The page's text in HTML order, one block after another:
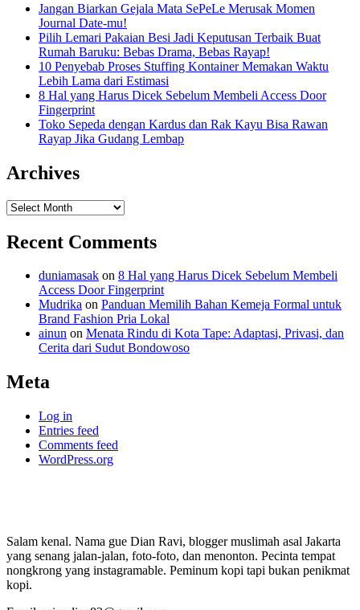
Jangan Biarkan Gejala Mata SePeLe Merusak Momen
Journal Date-mu!
Pilih Lemari Pakaian Besi Jadi Keputusan Terbaik Buat
Rumah Baruku: Bebas Drama, Bebas Rayap!
10 Penyebab Proses Stuffing Kontainer Memakan Waktu
Lebih Lama dari Estimasi
8 Hal yang Harus Dicek Sebelum Membeli Access Door
Fingerprint
Toko Sepeda dengan Kardus dan Rak Kayu Bisa Rawan
Rayap Jika Gudang Lembap
Archives
Archives
Recent Comments
duniamasak on 8 Hal yang Harus Dicek Sebelum Membeli
Access Door Fingerprint
Mudrika on Panduan Memilih Bahan Kemeja Formal untuk
Brand Fashion Pria Lokal
ainun on Menata Rindu di Kota Tape: Adaptasi, Privasi, dan
Cerita dari Sudut Bondowoso
Meta
Log in
Entries feed
Comments feed
WordPress.org
Salam kenal. Nama gue Dian Ravi, blogger muslimah asal Jakarta
yang senang jalan-jalan, foto-foto, dan menonton. Pecinta tempat
nongkrong yang instagramable. Peminum kopi tapi bukan penikmat
kopi.